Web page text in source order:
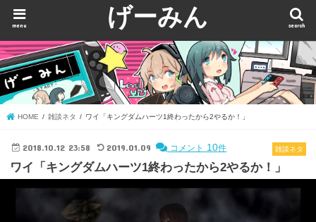
げーみん search
menu
HOME 雑談ネタ ワイ「キングダムハーツ1終わったから2やるか！」
雑談ネタ
2018.10.12 23:58 2019.01.09 コメント 10件
ワイ「キングダムハーツ1終わったから2やるか！」